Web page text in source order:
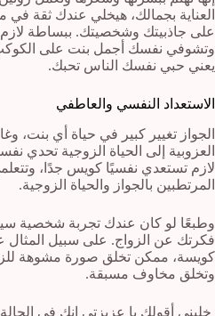
العناية بجمالك، هيخلي عندك ثقة
على جاذبيتك وشخصيتك. ببساطة
وتشوفي نفسك أجمل بنت على
يعني حبي نفسك الناس تحبك.
الاستعداد النفسي والعاطفي
الجواز تغيير كبير في حياة أي بنت،
العزوبية إلى الحياة الزوجية تحدي
لازم تستعدي نفسيًا كويس جدًا،
المرتطبين بالجواز والحياة الزوجية.
وطبعًا لو كان عندك تجربة شخصية
فكرتك عن الزواج. على سبيل المثال
كويسة، ممكن تخلق صورة مشوهة
وتخلق مخاوف مسبقة.
خليني أقولك يا عزيزتي إنك في